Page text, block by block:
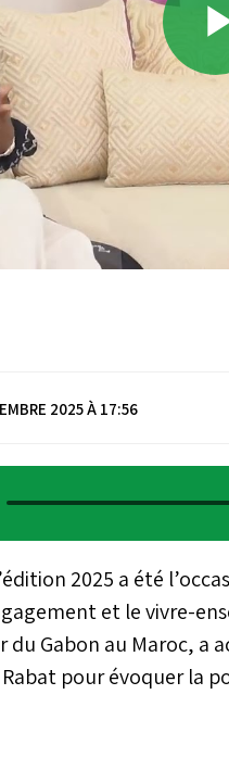
2025 À 17:56
2025 a été
et le vivre-
du Gabon au Maroc, a
Rabat pour évoquer la